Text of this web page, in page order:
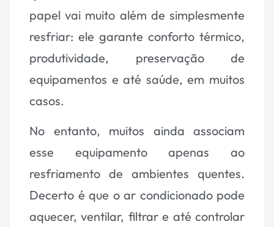
papel vai muito além de simplesmente
resfriar: ele garante conforto térmico,
produtividade, preservação de
equipamentos e até saúde, em muitos
casos.
No entanto, muitos ainda associam
esse equipamento apenas ao
resfriamento de ambientes quentes.
Decerto é que o ar condicionado pode
aquecer, ventilar, filtrar e até controlar